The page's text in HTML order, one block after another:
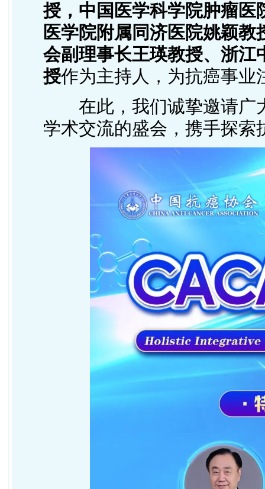
授，中国医学科学院肿瘤医
医学院附属同济医院姚颖教
会副理事长王瑛教授、浙江
授作为主持人，为抗癌事业
在此，我们诚挚邀请广
学术交流的盛会，携手探索